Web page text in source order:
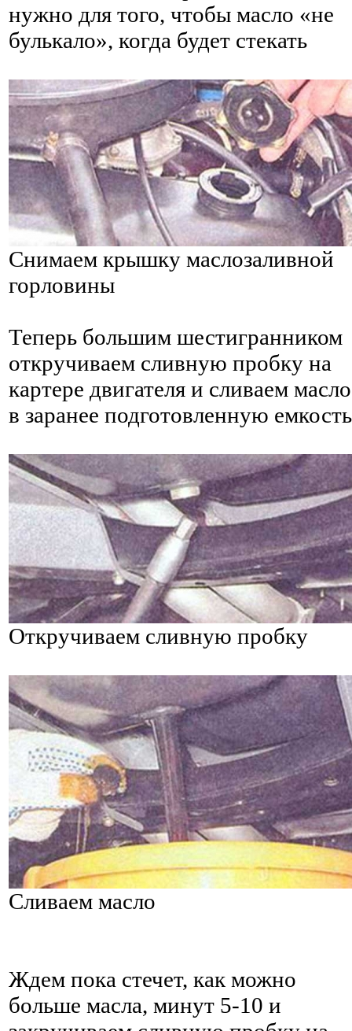
нужно для того, чтобы масло «не
булькало», когда будет стекать
Снимаем крышку маслозаливной
горловины
Теперь большим шестигранником
откручиваем сливную пробку на
картере двигателя и сливаем масло
в заранее подготовленную емкость
Откручиваем сливную пробку
Сливаем масло
Ждем пока стечет, как можно
больше масла, минут 5-10 и